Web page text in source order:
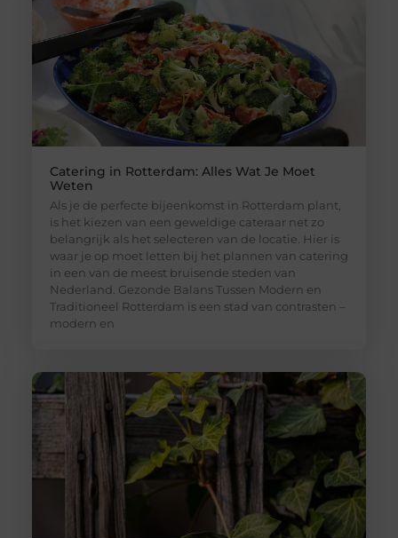
Catering in Rotterdam: Alles Wat Je Moet
Weten
Als je de perfecte bijeenkomst in Rotterdam plant,
is het kiezen van een geweldige cateraar net zo
belangrijk als het selecteren van de locatie. Hier is
waar je op moet letten bij het plannen van catering
in een van de meest bruisende steden van
Nederland. Gezonde Balans Tussen Modern en
Traditioneel Rotterdam is een stad van contrasten –
modern en